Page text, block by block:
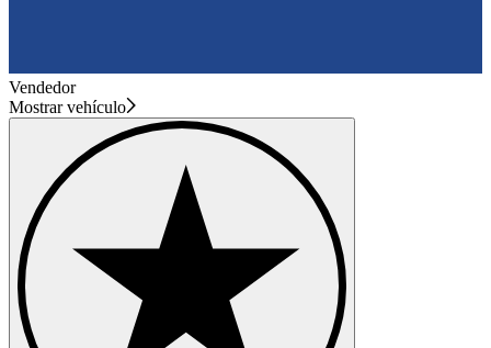
Vendedor
Mostrar vehículo